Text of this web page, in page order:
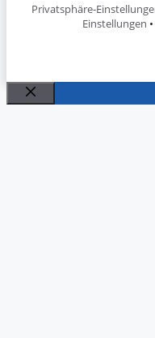
Privatsphäre-
Einstellungen •
Schließen